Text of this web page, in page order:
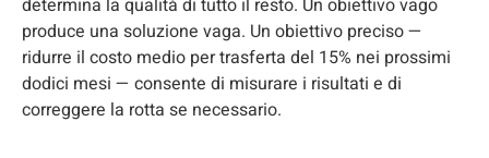
determina la qualità di tutto il resto. Un obiettivo vago
produce una soluzione vaga. Un obiettivo preciso —
ridurre il costo medio per trasferta del 15% nei prossimi
dodici mesi — consente di misurare i risultati e di
correggere la rotta se necessario.